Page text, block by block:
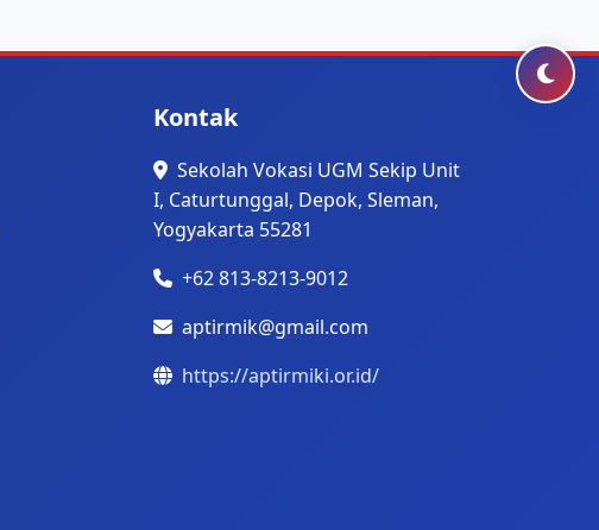
Kontak
Sekolah Vokasi UGM Sekip Unit
I, Caturtunggal, Depok, Sleman,
Yogyakarta 55281
+62 813-8213-9012
aptirmik@gmail.com
https://aptirmiki.or.id/